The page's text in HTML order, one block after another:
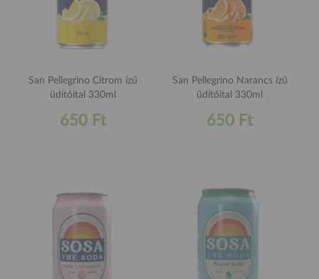
San Pellegrino Citrom ízű
üdítőital 330ml
650 Ft
San Pellegrino Narancs ízű
üdítőital 330ml
650 Ft